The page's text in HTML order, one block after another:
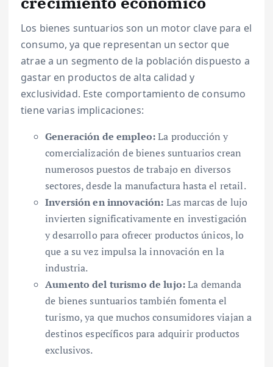
Los bienes suntuarios son un motor clave para el
consumo, ya que representan un sector que
atrae a un segmento de la población dispuesto a
gastar en productos de alta calidad y
exclusividad. Este comportamiento de consumo
tiene varias implicaciones:
Generación de empleo:La producción y
comercialización de bienes suntuarios crean
numerosos puestos de trabajo en diversos
sectores, desde la manufactura hasta el retail.
Inversión en innovación: Las marcas de lujo
invierten significativamente en investigación
y desarrollo para ofrecer productos únicos, lo
que a su vez impulsa la innovación en la
industria.
Aumento del turismo de lujo:La demanda
de bienes suntuarios también fomenta el
turismo, ya que muchos consumidores viajan a
destinos específicos para adquirir productos
exclusivos.